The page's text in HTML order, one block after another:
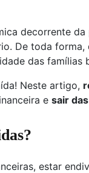
decorrente
De toda
das famílias
Neste artigo,
e sair
estar